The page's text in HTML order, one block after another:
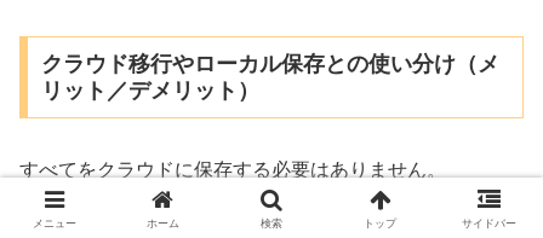
クラウド移行やローカル保存との使い分け（メ
リット／デメリット）
すべてをクラウドに保存する必要はありません。
メニュー ホーム 検索 トップ サイドバー